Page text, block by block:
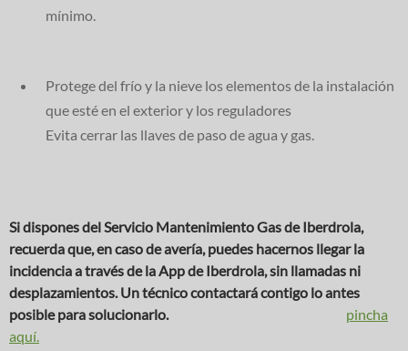
mínimo.
Protege del frío y la nieve los elementos de la instalación
que esté en el exterior y los reguladores
Evita cerrar las llaves de paso de agua y gas.
Si dispones del Servicio Mantenimiento Gas de Iberdrola,
recuerda que, en caso de avería, puedes hacernos llegar la
incidencia a través de la App de Iberdrola, sin llamadas ni
desplazamientos. Un técnico contactará contigo lo antes
posible para solucionarlo.
pincha
aquí.